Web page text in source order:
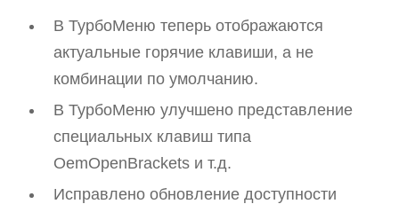
В ТурбоМеню теперь отображаются
актуальные горячие клавиши, а не
комбинации по умолчанию.
В ТурбоМеню улучшено представление
специальных клавиш типа
OemOpenBrackets и т.д.
Исправлено обновление доступности